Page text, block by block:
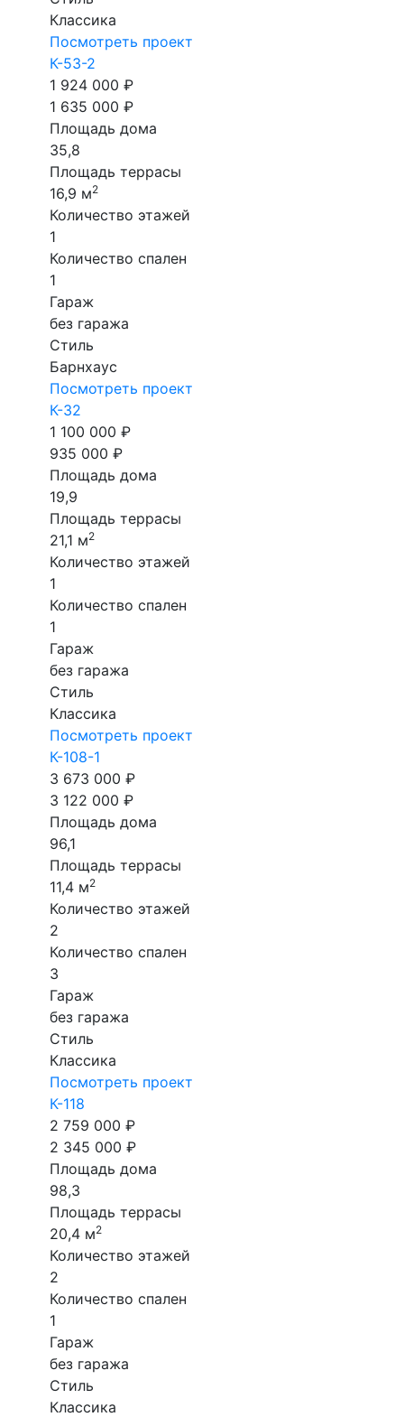
Классика
Посмотреть проект
К-53-2
1 924 000 ₽
1 635 000 ₽
Площадь дома
35,8
Площадь террасы
16,9 м2
Количество этажей
1
Количество спален
1
Гараж
без гаража
Стиль
Барнхаус
Посмотреть проект
К-32
1 100 000 ₽
935 000 ₽
Площадь дома
19,9
Площадь террасы
21,1 м2
Количество этажей
1
Количество спален
1
Гараж
без гаража
Стиль
Классика
Посмотреть проект
К-108-1
3 673 000 ₽
3 122 000 ₽
Площадь дома
96,1
Площадь террасы
11,4 м2
Количество этажей
2
Количество спален
3
Гараж
без гаража
Стиль
Классика
Посмотреть проект
К-118
2 759 000 ₽
2 345 000 ₽
Площадь дома
98,3
Площадь террасы
20,4 м2
Количество этажей
2
Количество спален
1
Гараж
без гаража
Стиль
Классика